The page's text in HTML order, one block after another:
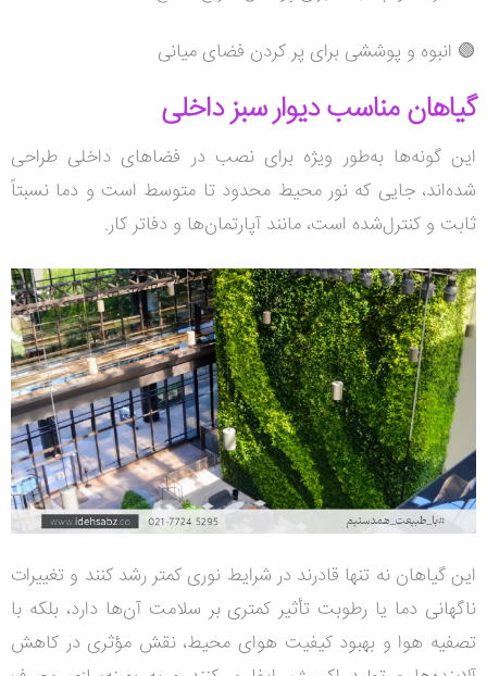
🟢 انبوه و پوششی برای پر کردن فضای میانی
گیاهان مناسب دیوار سبز داخلی
این گونه‌ها به‌طور ویژه برای نصب در فضاهای داخلی طراحی
شده‌اند، جایی که نور محیط محدود تا متوسط است و دما نسبتاً
ثابت و کنترل‌شده است، مانند آپارتمان‌ها و دفاتر کار.
این گیاهان نه تنها قادرند در شرایط نوری کمتر رشد کنند و تغییرات
ناگهانی دما یا رطوبت تأثیر کمتری بر سلامت آن‌ها دارد، بلکه با
تصفیه هوا و بهبود کیفیت هوای محیط، نقش مؤثری در کاهش